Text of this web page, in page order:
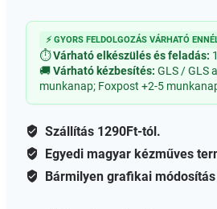
mennyiség
⚡ GYORS FELDOLGOZÁS VÁRHATÓ
⏱Várható elkészülés és feladás:
🚚Várható kézbesítés: GLS / GLS
munkanap; Foxpost +2-5
Szállítás 1290Ft-tól.
Egyedi magyar kézműves
Bármilyen grafikai